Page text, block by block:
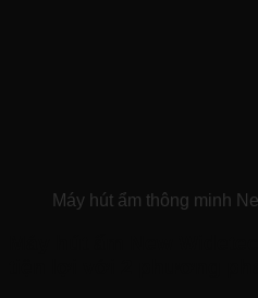
Máy hút ẩm thông minh